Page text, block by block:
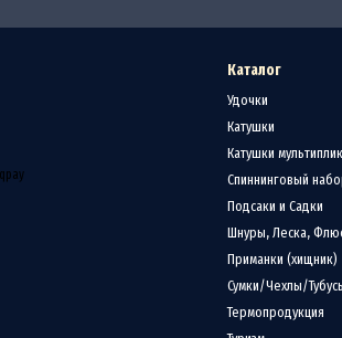
Каталог
Удочки
Катушки
Катушки
Спиннинговый
Подсаки и Садки
Шнуры, Леска,
Приманки (хищник)
Сумки/Чехлы/
Термопродукция